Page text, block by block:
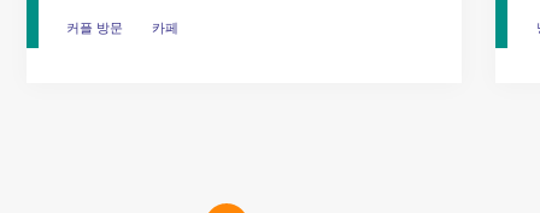
커플 방문 카페
커플 방문 카페